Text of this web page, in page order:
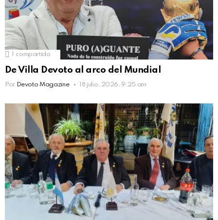
1 compartido
De Villa Devoto al arco del Mundial
Por Devoto Magazine 18 julio, 2026, 9:25 am